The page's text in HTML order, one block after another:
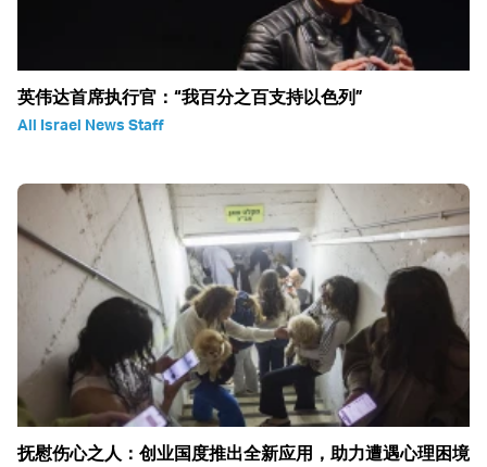
英伟达首席执行官：“我百分之百支持以色列”
All Israel News Staff
抚慰伤心之人：创业国度推出全新应用，助力遭遇心理困境